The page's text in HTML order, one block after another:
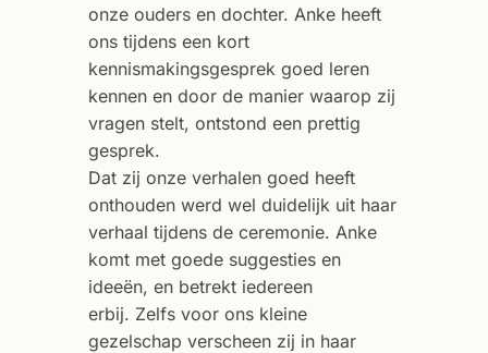
onze ouders en dochter. Anke heeft
ons tijdens een kort
kennismakingsgesprek goed leren
kennen en door de manier waarop zij
vragen stelt, ontstond een prettig
gesprek.
Dat zij onze verhalen goed heeft
onthouden werd wel duidelijk uit haar
verhaal tijdens de ceremonie. Anke
komt met goede suggesties en
ideeën, en betrekt iedereen
erbij. Zelfs voor ons kleine
gezelschap verscheen zij in haar